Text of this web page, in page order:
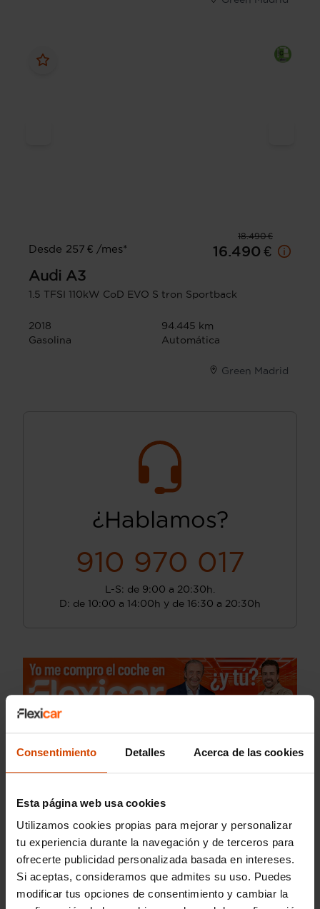
Consentimiento Detalles Acerca de las cookies
Esta página web usa cookies
Utilizamos cookies propias para mejorar y personalizar
tu experiencia durante la navegación y de terceros para
ofrecerte publicidad personalizada basada en intereses.
Si aceptas, consideramos que admites su uso. Puedes
modificar tus opciones de consentimiento y cambiar la
18.490 €
Desde 257 € /mes*
16.490 €
Audi A3
1.5 TFSI 110kW CoD EVO S tron Sportback
2018
94.445 km
Gasolina
Automática
Green Madrid
¿Hablamos?
910 970 017
L-S: de 9:00 a 20:30h.
D: de 10:00 a 14:00h y de 16:30 a 20:30h